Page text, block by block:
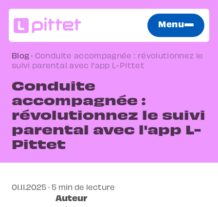
Menu
Blog · Conduite accompagnée : révolutionnez le
suivi parental avec l'app L-Pittet
Conduite
accompagnée :
révolutionnez le suivi
parental avec l'app L-
Pittet
01.11.2025 · 5 min de lecture
Auteur